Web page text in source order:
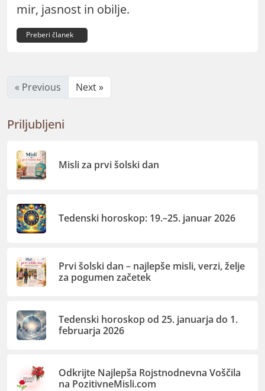
mir, jasnost in obilje.
Preberi članek
« Previous Next »
Priljubljeni
Misli za prvi šolski dan
Tedenski horoskop: 19.–25. januar 2026
Prvi šolski dan – najlepše misli, verzi, želje
za pogumen začetek
Tedenski horoskop od 25. januarja do 1.
februarja 2026
Odkrijte Najlepša Rojstnodnevna Voščila
na PozitivneMisli.com